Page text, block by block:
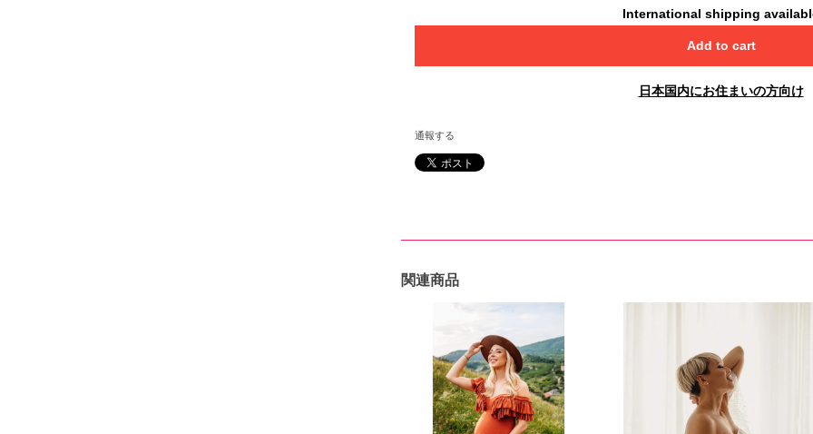
International shipping
Add to cart
日本国内にお住まいの方向け
通報する
関連商品